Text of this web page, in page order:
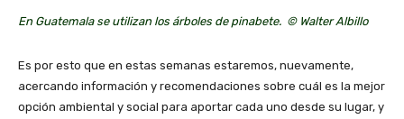
En Guatemala se utilizan los árboles de pinabete. © Walter Albillo
Es por esto que en estas semanas estaremos, nuevamente,
acercando información y recomendaciones sobre cuál es la mejor
opción ambiental y social para aportar cada uno desde su lugar, y